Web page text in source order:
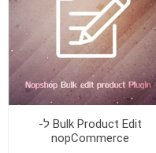
Bulk Product Edit ל-
nopCommerce